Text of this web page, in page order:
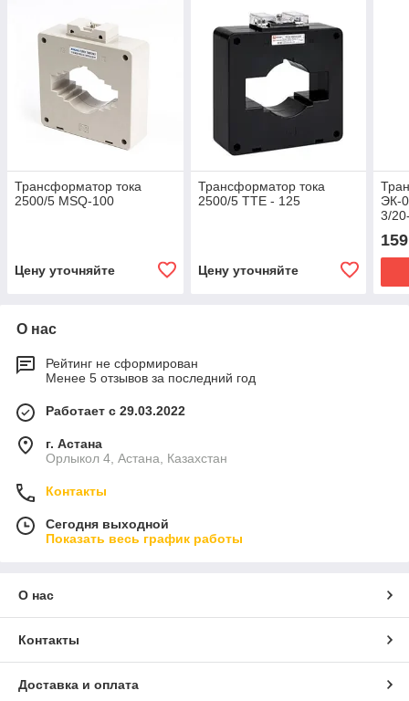
Трансформатор тока
2500/5 MSQ-100
Цену уточняйте
Трансформатор тока
2500/5 ТТЕ - 125
Цену уточняйте
ЭК-
3/
О нас
Рейтинг не сформирован
Менее 5 отзывов за последний год
Работает с 29.03.2022
г. Астана
Орлыкол 4, Астана, Казахстан
Контакты
Сегодня выходной
Показать весь график работы
О нас
Контакты
Доставка и оплата